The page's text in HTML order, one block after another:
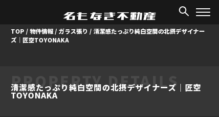
TOP /物件情報 /ガラス張り /清潔感たっぷり純白空間の北摂デザイナー
ズ｜匠空TOYONAKA
PROPERTY DETAILS
清潔感たっぷり純白空間の北摂デザイナーズ｜匠空
TOYONAKA